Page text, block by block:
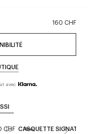
160 CHF
avec
CHF New
CASQUETTE